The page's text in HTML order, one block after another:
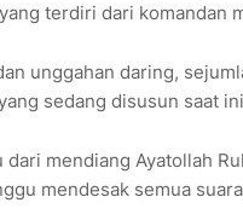
terdiri dari komandan
unggahan daring,
sedang disusun saat
dari mendiang Ayatollah
mendesak semua